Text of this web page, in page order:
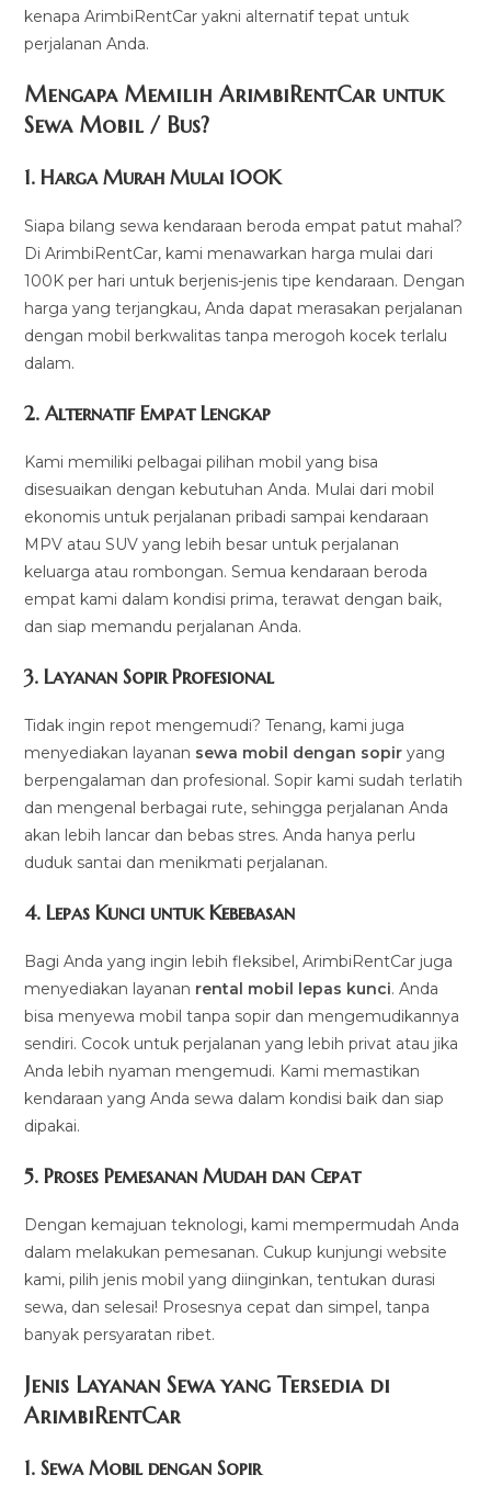
kenapa ArimbiRentCar yakni alternatif tepat untuk
perjalanan Anda.
Mengapa Memilih ArimbiRentCar untuk
Sewa Mobil / Bus?
1.Harga Murah Mulai 100K
Siapa bilang sewa kendaraan beroda empat patut mahal?
Di ArimbiRentCar, kami menawarkan harga mulai dari
100K per hari untuk berjenis-jenis tipe kendaraan. Dengan
harga yang terjangkau, Anda dapat merasakan perjalanan
dengan mobil berkwalitas tanpa merogoh kocek terlalu
dalam.
2. Alternatif Empat Lengkap
Kami memiliki pelbagai pilihan mobil yang bisa
disesuaikan dengan kebutuhan Anda. Mulai dari mobil
ekonomis untuk perjalanan pribadi sampai kendaraan
MPV atau SUV yang lebih besar untuk perjalanan
keluarga atau rombongan. Semua kendaraan beroda
empat kami dalam kondisi prima, terawat dengan baik,
dan siap memandu perjalanan Anda.
3.Layanan Sopir Profesional
Tidak ingin repot mengemudi? Tenang, kami juga
menyediakan layanan sewa mobil dengan sopir yang
berpengalaman dan profesional. Sopir kami sudah terlatih
dan mengenal berbagai rute, sehingga perjalanan Anda
akan lebih lancar dan bebas stres. Anda hanya perlu
duduk santai dan menikmati perjalanan.
4.Lepas Kunci untuk Kebebasan
Bagi Anda yang ingin lebih fleksibel, ArimbiRentCar juga
menyediakan layanan rental mobil lepas kunci. Anda
bisa menyewa mobil tanpa sopir dan mengemudikannya
sendiri. Cocok untuk perjalanan yang lebih privat atau jika
Anda lebih nyaman mengemudi. Kami memastikan
kendaraan yang Anda sewa dalam kondisi baik dan siap
dipakai.
5.Proses Pemesanan Mudah dan Cepat
Dengan kemajuan teknologi, kami mempermudah Anda
dalam melakukan pemesanan. Cukup kunjungi website
kami, pilih jenis mobil yang diinginkan, tentukan durasi
sewa, dan selesai! Prosesnya cepat dan simpel, tanpa
banyak persyaratan ribet.
Jenis Layanan Sewa yang Tersedia di
ArimbiRentCar
1.Sewa Mobil dengan Sopir